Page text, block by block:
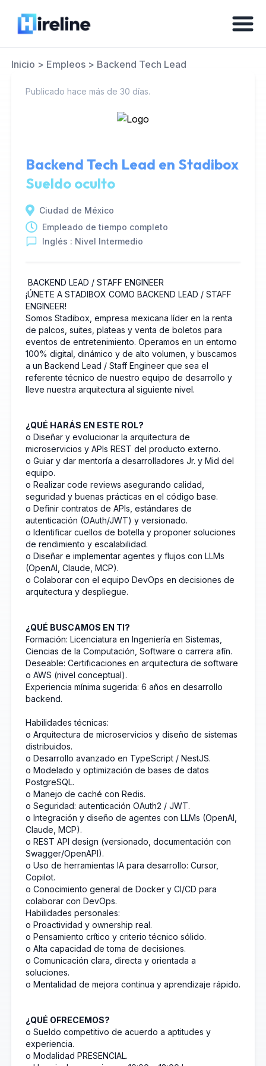
Inicio > Empleos> Backend Tech Lead
Publicado hace más de 30 días.
Backend Tech Lead en Stadibox
Sueldo oculto
Ciudad de México
Empleado de tiempo completo
Inglés : Nivel Intermedio
‍ BACKEND LEAD / STAFF ENGINEER
¡ÚNETE A STADIBOX COMO BACKEND LEAD / STAFF
ENGINEER!
Somos Stadibox, empresa mexicana líder en la renta
de palcos, suites, plateas y venta de boletos para
eventos de entretenimiento. Operamos en un entorno
100% digital, dinámico y de alto volumen, y buscamos
a un Backend Lead / Staff Engineer que sea el
referente técnico de nuestro equipo de desarrollo y
lleve nuestra arquitectura al siguiente nivel.
¿QUÉ HARÁS EN ESTE ROL?
o Diseñar y evolucionar la arquitectura de
microservicios y APIs REST del producto externo.
o Guiar y dar mentoría a desarrolladores Jr. y Mid del
equipo.
o Realizar code reviews asegurando calidad,
seguridad y buenas prácticas en el código base.
o Definir contratos de APIs, estándares de
autenticación (OAuth/JWT) y versionado.
o Identificar cuellos de botella y proponer soluciones
de rendimiento y escalabilidad.
o Diseñar e implementar agentes y flujos con LLMs
(OpenAI, Claude, MCP).
o Colaborar con el equipo DevOps en decisiones de
arquitectura y despliegue.
¿QUÉ BUSCAMOS EN TI?
Formación: Licenciatura en Ingeniería en Sistemas,
Ciencias de la Computación, Software o carrera afín.
Deseable: Certificaciones en arquitectura de software
o AWS (nivel conceptual).
Experiencia mínima sugerida: 6 años en desarrollo
backend.
Habilidades técnicas:
o Arquitectura de microservicios y diseño de sistemas
distribuidos.
o Desarrollo avanzado en TypeScript / NestJS.
o Modelado y optimización de bases de datos
PostgreSQL.
o Manejo de caché con Redis.
o Seguridad: autenticación OAuth2 / JWT.
o Integración y diseño de agentes con LLMs (OpenAI,
Claude, MCP).
o REST API design (versionado, documentación con
Swagger/OpenAPI).
o Uso de herramientas IA para desarrollo: Cursor,
Copilot.
o Conocimiento general de Docker y CI/CD para
colaborar con DevOps.
Habilidades personales:
o Proactividad y ownership real.
o Pensamiento crítico y criterio técnico sólido.
o Alta capacidad de toma de decisiones.
o Comunicación clara, directa y orientada a
soluciones.
o Mentalidad de mejora continua y aprendizaje rápido.
¿QUÉ OFRECEMOS?
o Sueldo competitivo de acuerdo a aptitudes y
experiencia.
o Modalidad PRESENCIAL.